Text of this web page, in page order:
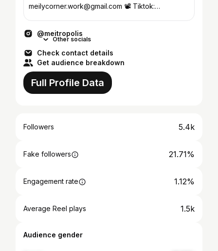
meilycorner.work@gmail.com 📽️ Tiktok:
@meitropolis
Other socials
Check contact details
Get audience breakdown
Full Profile Data
Followers 5.4k
Fake followers 21.71%
Engagement rate 1.12%
Average Reel plays 1.5k
Audience gender